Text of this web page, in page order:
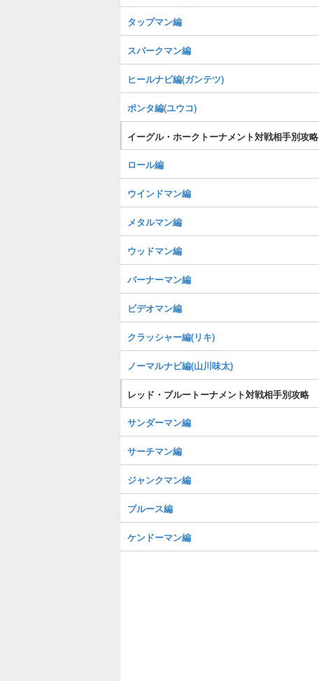
タップマン編
スパークマン編
ヒールナビ編(ガンテツ)
ポンタ編(ユウコ)
イーグル・ホークトーナメント対戦相手別攻略
ロール編
ウインドマン編
メタルマン編
ウッドマン編
バーナーマン編
ビデオマン編
クラッシャー編(リキ)
ノーマルナビ編(山川味太)
レッド・ブルートーナメント対戦相手別攻略
サンダーマン編
サーチマン編
ジャンクマン編
ブルース編
ケンドーマン編